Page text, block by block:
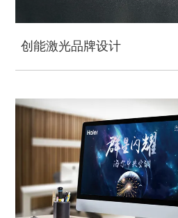
创能激光品牌设计